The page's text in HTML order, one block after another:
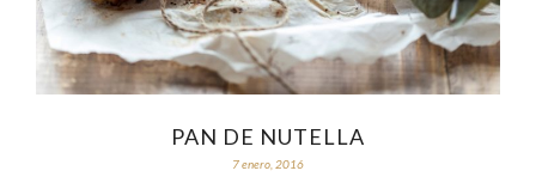
PAN DE NUTELLA
7 enero, 2016